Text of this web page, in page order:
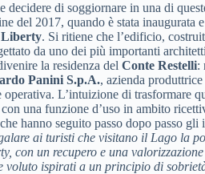
decidere di soggiornare in una di
del 2017, quando è stata inaugurata
. Si ritiene che l’edificio,
da uno dei più importanti
la residenza del Conte Restelli:
Panini S.p.A., azienda
operativa. L’intuizione di trasformare
una funzione d’uso in ambito
hanno seguito passo dopo passo
ai turisti che visitano il Lago la
con un recupero e una
voluto ispirati a un principio di